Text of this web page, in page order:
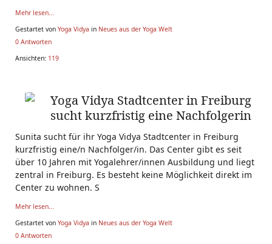
Mehr lesen...
Gestartet von Yoga Vidya in Neues aus der Yoga Welt
0 Antworten
Ansichten: 119
Yoga Vidya Stadtcenter in Freiburg
sucht kurzfristig eine Nachfolgerin
Sunita sucht für ihr Yoga Vidya Stadtcenter in Freiburg
kurzfristig eine/n Nachfolger/in. Das Center gibt es seit
über 10 Jahren mit Yogalehrer/innen Ausbildung und liegt
zentral in Freiburg. Es besteht keine Möglichkeit direkt im
Center zu wohnen. S
Mehr lesen...
Gestartet von Yoga Vidya in Neues aus der Yoga Welt
0 Antworten